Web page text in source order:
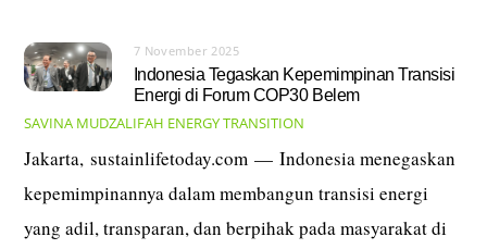
7 November 2025
Indonesia Tegaskan Kepemimpinan Transisi
Energi di Forum COP30 Belem
SAVINA MUDZALIFAH ENERGY TRANSITION
Jakarta, sustainlifetoday.com — Indonesia menegaskan
kepemimpinannya dalam membangun transisi energi
yang adil, transparan, dan berpihak pada masyarakat di